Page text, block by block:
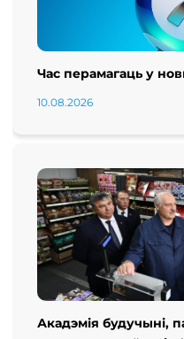
Час перамагаць у
10.08.2026
Акадэмія будучыні,